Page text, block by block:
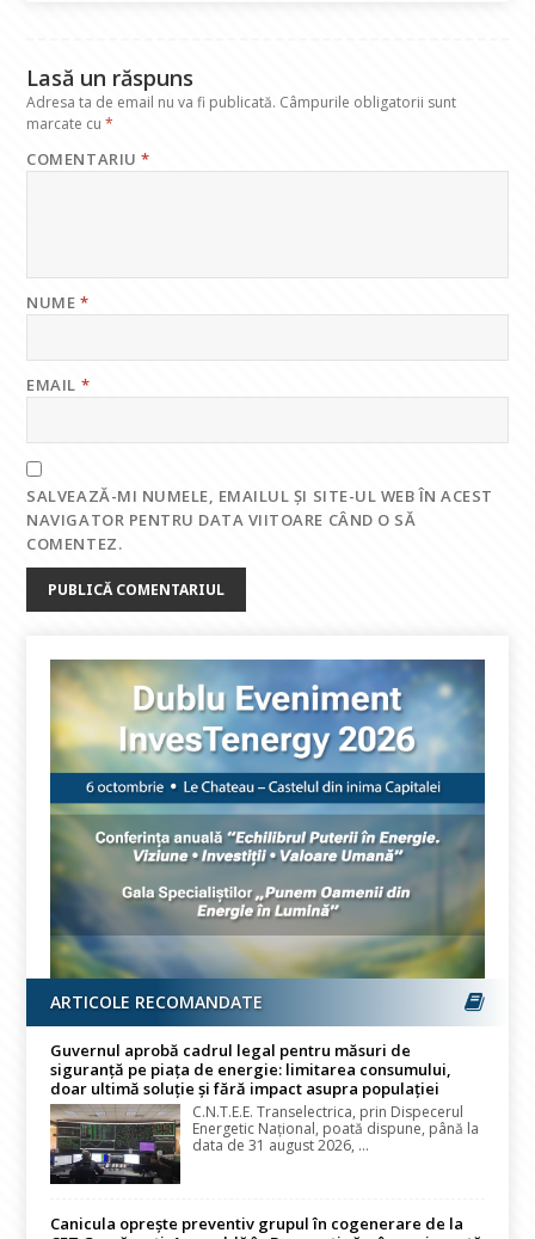
Lasă un răspuns
Adresa ta de email nu va fi publicată. Câmpurile obligatorii sunt
marcate cu*
COMENTARIU*
NUME*
EMAIL *
SALVEAZĂ-MI NUMELE, EMAILUL ȘI SITE-UL WEB ÎN ACEST
NAVIGATOR PENTRU DATA VIITOARE CÂND O SĂ
COMENTEZ.
ARTICOLE RECOMANDATE
Guvernul aprobă cadrul legal pentru măsuri de
siguranță pe piața de energie: limitarea consumului,
doar ultimă soluție și fără impact asupra populației
C.N.T.E.E. Transelectrica, prin Dispecerul
Energetic Național, poată dispune, până la
data de 31 august 2026, ...
Canicula oprește preventiv grupul în cogenerare de la